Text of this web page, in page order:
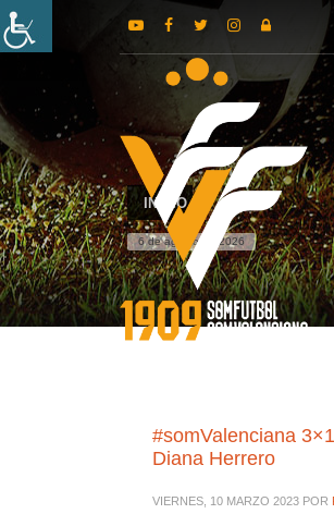
INICIO
6 de agosto de 2026
#somValenciana
Diana Herrero
VIERNES, 10 MARZO 2023 POR